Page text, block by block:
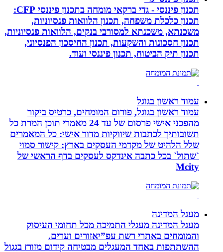
תכנון פיננסי - גדי ברקאי מומחה בתכנון פיננסי CFP:
תכנון כלכלת משפחה, תכנון הלוואות פנסיוניות,
משכנתא, משכנתא למסורבי בנקים, הלוואות פנסיוניות,
תכנון חסכונות והשקעות, תכנון החיסכון הפנסיוני,
תכנון תיק הביטוח, תכנון פיננסי ועוד.
עמוד ראשון בגוגל
עמוד ראשון בגוגל, פורום המומחים, כרטיס ביקור
מהפכני אישי פרסום של עד 24 מאמרי תוכן המרת כל
תשובותיך לכתבות שיווקיות מדור אישי: כל המאמרים
שלל הלהיט של מקדמי העסקים בארץ: קישור סמוי
`שתול` בכל כתבה אינדקס לעסקים בדף הראשי של
Mcity
מעגל המדינה
מעגל המדינה מעגלי התמיכה מכל תחומי העיסוק
והמומחים באתרי רשת עפ”יאזורים וערים.
ההשתתפות באחד המעגלים מבטיחה קידום מזורז בגגול